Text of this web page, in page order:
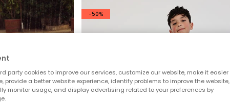
-50%
party cookies to improve our services, customize our website, make it easier
provide a better website experience, identify problems to improve the website,
monitor usage, and display advertising related to your preferences by